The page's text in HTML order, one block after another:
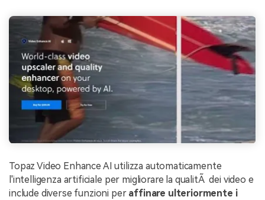
Topaz Video Enhance AI utilizza automaticamente
l'intelligenza artificiale per migliorare la qualitÃ dei video e
include diverse funzioni per affinare ulteriormente i